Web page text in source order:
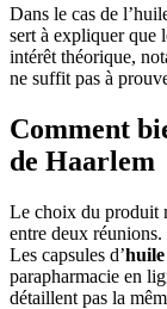
Dans le cas de
sert à expliquer que
intérêt théorique,
ne suffit pas à
Comment
de Haarlem
Le choix du produit
entre deux
Les capsules d’
parapharmacie en
détaillent pas la